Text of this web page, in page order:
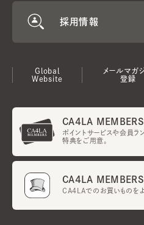
採用情報
Global
Website
メールマガ
登録
CA4LA MEMBERS
ポイントサービスや会員ラ
特典をご用意。
CA4LA MEMBERS
CA4LAでのお買いものをよ